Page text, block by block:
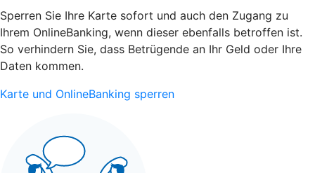
Sperren Sie Ihre Karte sofort und auch den Zugang zu
Ihrem OnlineBanking, wenn dieser ebenfalls betroffen ist.
So verhindern Sie, dass Betrügende an Ihr Geld oder Ihre
Daten kommen.
Karte und OnlineBanking sperren